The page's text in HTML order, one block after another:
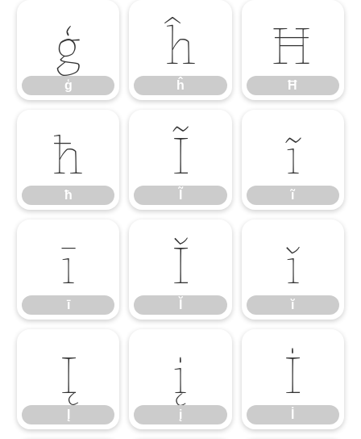
ģ
ģ
ĥ
ĥ
Ħ
Ħ
ħ
ħ
Ĩ ĩ
ĩ
ī
ī
Ĭ ĭ
ĭ
Į į
į
İ